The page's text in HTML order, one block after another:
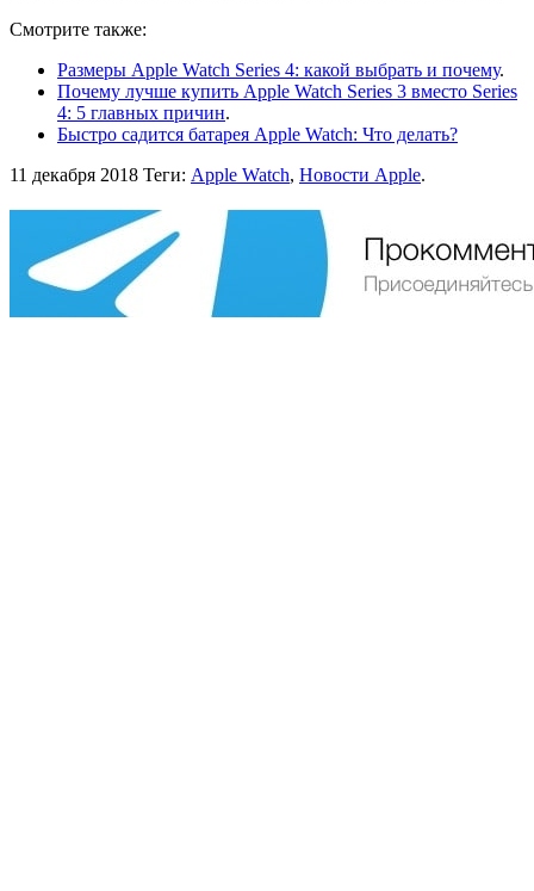
Смотрите также:
Размеры Apple Watch Series 4: какой выбрать и почему.
Почему лучше купить Apple Watch Series 3 вместо Series
4: 5 главных причин.
Быстро садится батарея Apple Watch: Что делать?
11 декабря 2018 Теги: Apple Watch, Новости Apple.